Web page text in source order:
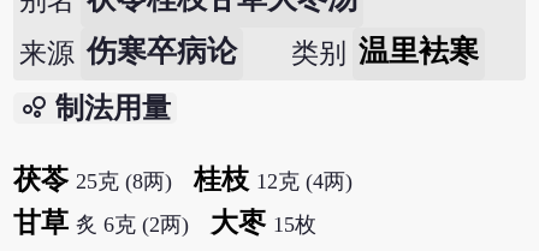
来源 伤寒卒病论 类别 温里袪寒
bubble_chart 制法用量
茯苓 25克 (8两) 桂枝 12克 (4两)
甘草 炙 6克 (2两) 大枣 15枚